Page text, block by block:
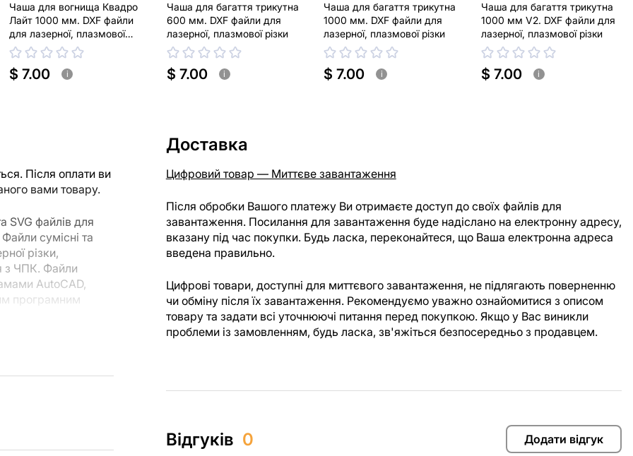
Чаша для вогнища Квадро
Лайт 1000 мм. DXF файли
для лазерної, плазмової
різки
$ 7.00 i
Чаша для багаття трикутна
600 мм. DXF файли для
лазерної, плазмової різки
$ 7.00 i
Чаша для багаття трикутна
1000 мм. DXF файли для
лазерної, плазмової різки
$ 7.00 i
Чаша для багаття трикутна
1000 мм V2. DXF файли для
лазерної, плазмової різки
$ 7.00 i
Після оплати ви
вами товару.
SVG файлів для
сумісні та
різки,
з ЧПК. Файли
AutoCAD,
програмним
ви могли
виробів як для
Доставка
Цифровий товар — Миттєве завантаження
Після обробки Вашого платежу Ви отримаєте доступ до своїх файлів для
завантаження. Посилання для завантаження буде надіслано на електронну адресу,
вказану під час покупки. Будь ласка, переконайтеся, що Ваша електронна адреса
введена правильно.
Цифрові товари, доступні для миттєвого завантаження, не підлягають поверненню
чи обміну після їх завантаження. Рекомендуємо уважно ознайомитися з описом
товару та задати всі уточнюючі питання перед покупкою. Якщо у Вас виникли
проблеми із замовленням, будь ласка, зв'яжіться безпосередньо з продавцем.
Відгуків 0 Додати відгук